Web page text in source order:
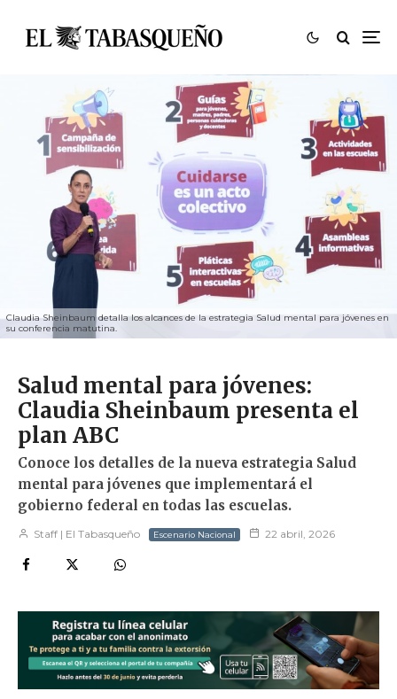
Claudia Sheinbaum detalla los alcances de la estrategia Salud mental para jóvenes en
su conferencia matutina.
Salud mental para jóvenes:
Claudia Sheinbaum presenta el
plan ABC
Conoce los detalles de la nueva estrategia Salud
mental para jóvenes que implementará el
gobierno federal en todas las escuelas.
Staff | El Tabasqueño Escenario Nacional 22 abril, 2026